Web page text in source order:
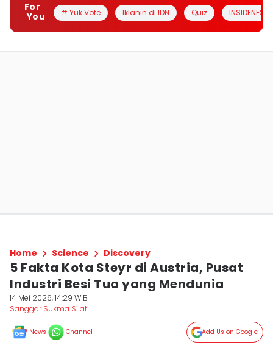
For
You
# Yuk Vote Iklanin di IDN Quiz INSIDENESIA
Home Science Discovery
5 Fakta Kota Steyr di Austria, Pusat
Industri Besi Tua yang Mendunia
14 Mei 2026, 14:29 WIB
Sanggar Sukma Sijati
News Channel Add Us on Google